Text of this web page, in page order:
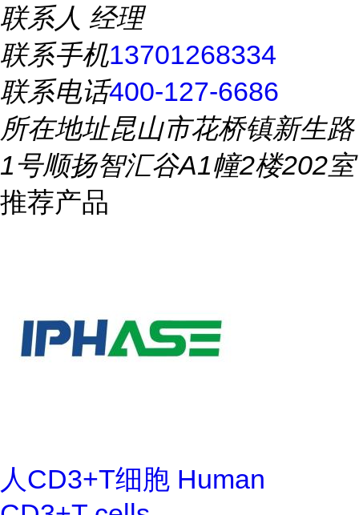
联系人 经理
联系手机13701268334
联系电话400-127-6686
所在地址昆山市花桥镇新生路
1号顺扬智汇谷A1幢2楼202室
推荐产品
人CD3+T细胞 Human